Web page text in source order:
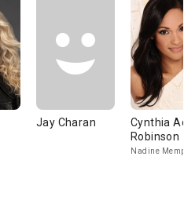
Jay Charan
Cynthia
Robinson
Nadine